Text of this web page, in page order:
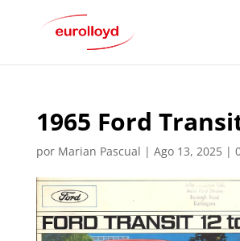
1965 Ford
por Marian Pascual | Ago 13, 2025|